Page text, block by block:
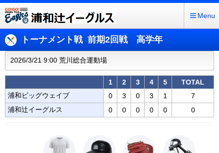
Menu
トーナメント戦 前期2回戦 高学年
2026/3/21 9:00 荒川総合運動場
1 2 3 4 5
TOTAL
浦和ビッグウェイブ
0 3 0 3 1
7
浦和辻イーグルス
0 0 0 0 0 0